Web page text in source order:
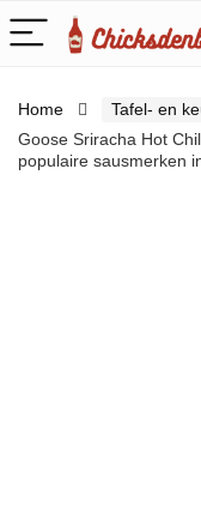
Home Tafel- en
Goose Sriracha Hot
populaire sausmerken